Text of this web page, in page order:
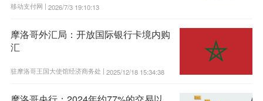
移动支付网 | 2026/7/3 19:10:13
摩洛哥外汇局：开放国际银行卡境内购
汇
驻摩洛哥王国大使馆经济商务处 | 2025/12/18 15:34:38